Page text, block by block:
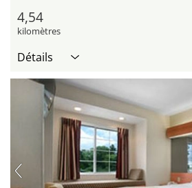
4,54
kilomètres
Détails